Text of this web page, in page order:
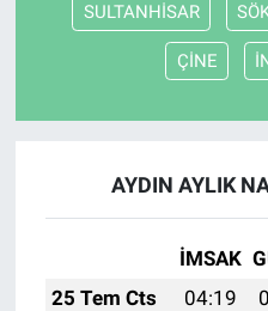
SULTANHİSAR
ÇİNE
AYDIN AYLIK
İMSAK
25 Tem Cts
04:19